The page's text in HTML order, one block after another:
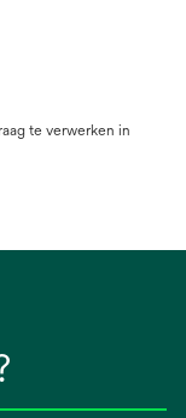
te verwerken in